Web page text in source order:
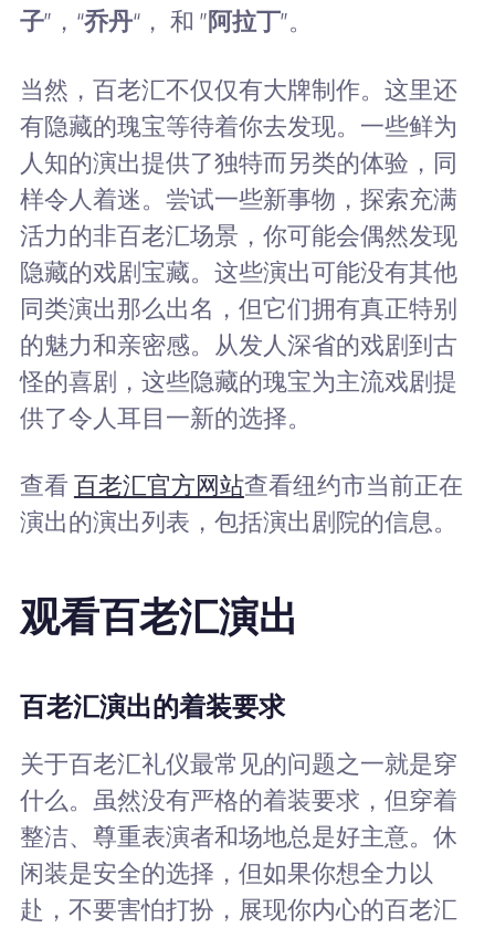
子”，“乔丹“， 和 ”阿拉丁”。
当然，百老汇不仅仅有大牌制作。这里还
有隐藏的瑰宝等待着你去发现。一些鲜为
人知的演出提供了独特而另类的体验，同
样令人着迷。尝试一些新事物，探索充满
活力的非百老汇场景，你可能会偶然发现
隐藏的戏剧宝藏。这些演出可能没有其他
同类演出那么出名，但它们拥有真正特别
的魅力和亲密感。从发人深省的戏剧到古
怪的喜剧，这些隐藏的瑰宝为主流戏剧提
供了令人耳目一新的选择。
查看 百老汇官方网站查看纽约市当前正在
演出的演出列表，包括演出剧院的信息。
观看百老汇演出
百老汇演出的着装要求
关于百老汇礼仪最常见的问题之一就是穿
什么。虽然没有严格的着装要求，但穿着
整洁、尊重表演者和场地总是好主意。休
闲装是安全的选择，但如果你想全力以
赴，不要害怕打扮，展现你内心的百老汇